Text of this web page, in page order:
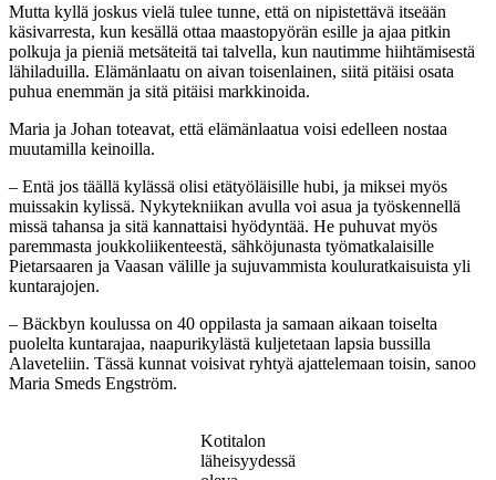
Mutta kyllä joskus vielä tulee tunne, että on nipistettävä itseään
käsivarresta, kun kesällä ottaa maastopyörän esille ja ajaa pitkin
polkuja ja pieniä metsäteitä tai talvella, kun nautimme hiihtämisestä
lähiladuilla. Elämänlaatu on aivan toisenlainen, siitä pitäisi osata
puhua enemmän ja sitä pitäisi markkinoida.
Maria ja Johan toteavat, että elämänlaatua voisi edelleen nostaa
muutamilla keinoilla.
– Entä jos täällä kylässä olisi etätyöläisille hubi, ja miksei myös
muissakin kylissä. Nykytekniikan avulla voi asua ja työskennellä
missä tahansa ja sitä kannattaisi hyödyntää. He puhuvat myös
paremmasta joukkoliikenteestä, sähköjunasta työmatkalaisille
Pietarsaaren ja Vaasan välille ja sujuvammista kouluratkaisuista yli
kuntarajojen.
– Bäckbyn koulussa on 40 oppilasta ja samaan aikaan toiselta
puolelta kuntarajaa, naapurikylästä kuljetetaan lapsia bussilla
Alaveteliin. Tässä kunnat voisivat ryhtyä ajattelemaan toisin, sanoo
Maria Smeds Engström.
Kotitalon
läheisyydessä